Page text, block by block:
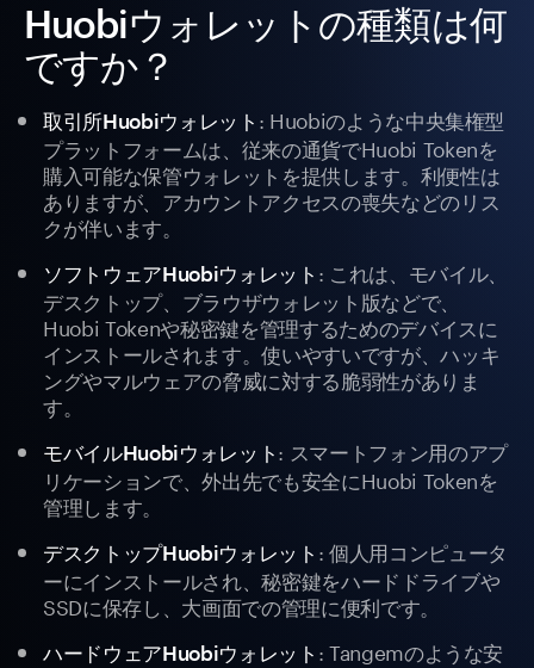
Huobiウォレットの種類は何
ですか？
取引所Huobiウォレット : Huobiのような中央集権型
プラットフォームは、従来の通貨でHuobi Tokenを
購入可能な保管ウォレットを提供します。利便性は
ありますが、アカウントアクセスの喪失などのリス
クが伴います。
ソフトウェアHuobiウォレット : これは、モバイル、
デスクトップ、ブラウザウォレット版などで、
Huobi Tokenや秘密鍵を管理するためのデバイスに
インストールされます。使いやすいですが、ハッキ
ングやマルウェアの脅威に対する脆弱性がありま
す。
モバイルHuobiウォレット : スマートフォン用のアプ
リケーションで、外出先でも安全にHuobi Tokenを
管理します。
デスクトップHuobiウォレット : 個人用コンピュータ
ーにインストールされ、秘密鍵をハードドライブや
SSDに保存し、大画面での管理に便利です。
ハードウェアHuobiウォレット : Tangemのような安